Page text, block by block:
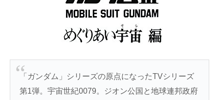
「ガンダム」シリーズの原点になったTVシリーズ
第1弾。宇宙世紀0079。ジオン公国と地球連邦政府